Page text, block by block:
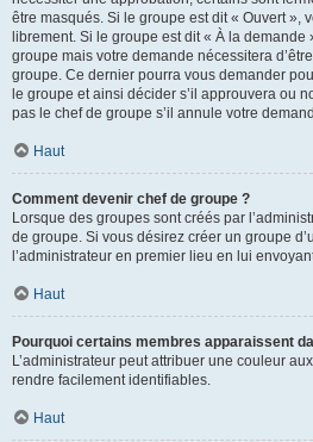
être masqués. Si le groupe est dit « Ouvert »,
librement. Si le groupe est dit « À la
groupe mais votre demande nécessitera
groupe. Ce dernier pourra vous demander
le groupe et ainsi décider s’il approuvera ou
pas le chef de groupe s’il annule votre
Haut
Comment devenir chef de groupe ?
Lorsque des groupes sont créés par
de groupe. Si vous désirez créer un groupe
l’administrateur en premier lieu en lui
Haut
Pourquoi certains membres apparaissent
L’administrateur peut attribuer une couleur
rendre facilement identifiables.
Haut